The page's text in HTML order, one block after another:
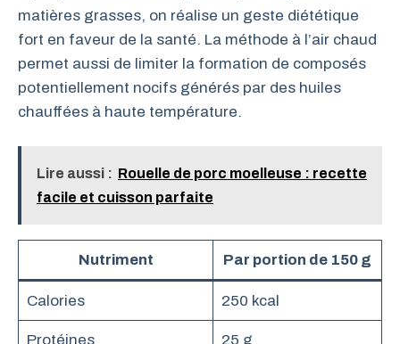
matières grasses, on réalise un geste diététique
fort en faveur de la santé. La méthode à l’air chaud
permet aussi de limiter la formation de composés
potentiellement nocifs générés par des huiles
chauffées à haute température.
Lire aussi : Rouelle de porc moelleuse : recette
facile et cuisson parfaite
Nutriment Par portion de 150 g
Calories 250 kcal
Protéines 25 g